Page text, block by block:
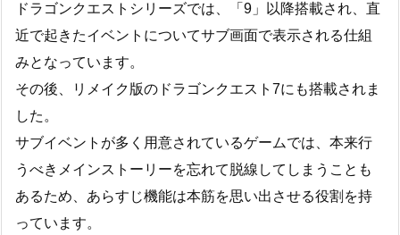
ドラゴンクエストシリーズでは、「9」以降搭載され、直
近で起きたイベントについてサブ画面で表示される仕組
みとなっています。
その後、リメイク版のドラゴンクエスト7にも搭載されま
した。
サブイベントが多く用意されているゲームでは、本来行
うべきメインストーリーを忘れて脱線してしまうことも
あるため、あらすじ機能は本筋を思い出させる役割を持
っています。